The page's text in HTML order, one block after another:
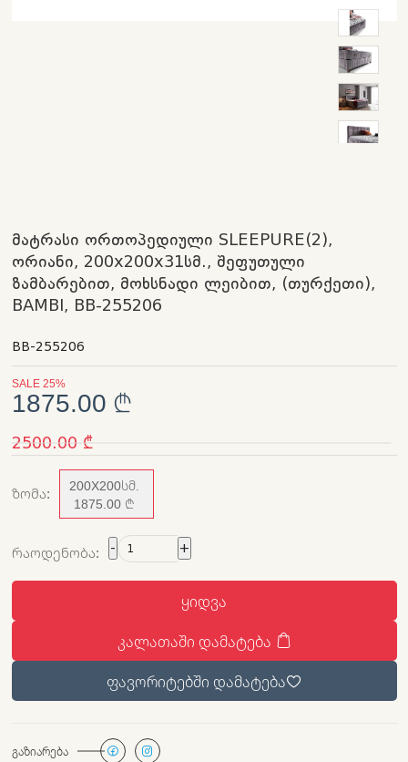
მატრასი ორთოპედიული SLEEPURE(2),
ორიანი, 200x200x31სმ., შეფუთული
ზამბარებით, მოხსნადი ლეიბით, (თურქეთი),
BAMBI, BB-255206
BB-255206
SALE 25%
1875.00 ₾
2500.00 ₾
ᲖᲝᲛᲐ:
200X200ᲡᲛ.
1875.00 ₾
ᲠᲐᲝᲓᲔᲜᲝᲑᲐ: - +
ᲧᲘᲓᲕᲐ
ᲙᲐᲚᲐᲗᲐᲨᲘ ᲓᲐᲛᲐᲢᲔᲑᲐ
ᲤᲐᲕᲝᲠᲘᲢᲔᲑᲨᲘ ᲓᲐᲛᲐᲢᲔᲑᲐ
ᲒᲐᲖᲘᲐᲠᲔᲑᲐ